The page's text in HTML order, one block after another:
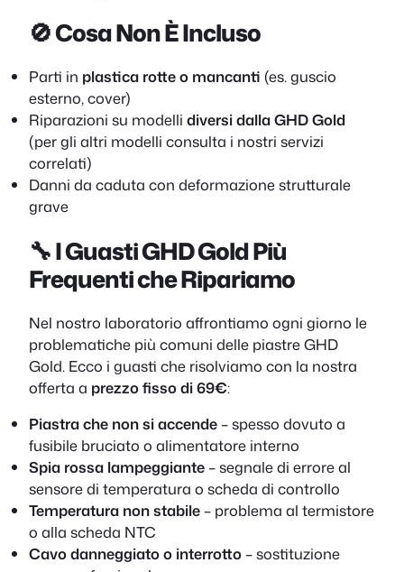
🚫 Cosa Non È Incluso
Parti in plastica rotte o mancanti (es. guscio
esterno, cover)
Riparazioni su modelli diversi dalla GHD Gold
(per gli altri modelli consulta i nostri servizi
correlati)
Danni da caduta con deformazione strutturale
grave
🔧 I Guasti GHD Gold Più
Frequenti che Ripariamo
Nel nostro laboratorio affrontiamo ogni giorno le
problematiche più comuni delle piastre GHD
Gold. Ecco i guasti che risolviamo con la nostra
offerta a prezzo fisso di 69€:
Piastra che non si accende– spesso dovuto a
fusibile bruciato o alimentatore interno
Spia rossa lampeggiante– segnale di errore al
sensore di temperatura o scheda di controllo
Temperatura non stabile– problema al termistore
o alla scheda NTC
Cavo danneggiato o interrotto– sostituzione